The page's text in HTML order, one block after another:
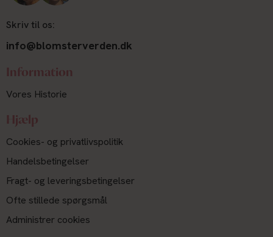
Skriv til os:
info@blomsterverden.dk
Information
Vores Historie
Hjælp
Cookies- og privatlivspolitik
Handelsbetingelser
Fragt- og leveringsbetingelser
Ofte stillede spørgsmål
Administrer cookies